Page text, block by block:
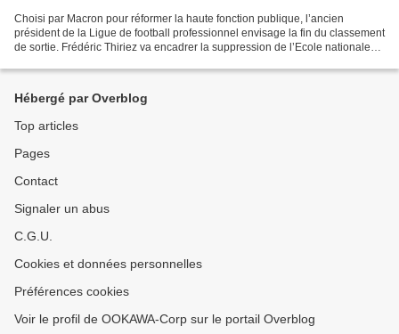
Choisi par Macron pour réformer la haute fonction publique, l’ancien
président de la Ligue de football professionnel envisage la fin du classement
de sortie. Frédéric Thiriez va encadrer la suppression de l’Ecole nationale
Hébergé par Overblog
Top articles
Pages
Contact
Signaler un abus
C.G.U.
Cookies et données personnelles
Préférences cookies
Voir le profil de OOKAWA-Corp sur le portail Overblog